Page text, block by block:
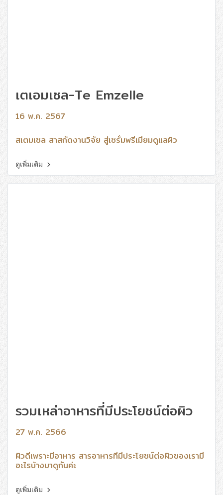
เตเอมเซล-Te Emzelle
16 พ.ค. 2567
สเตมเซล สาสกัดงานวิจัย สู่เซรั่มพรีเมี่ยมดูแลผิว
ดูเพิ่มเติม
รวมเหล่าอาหารที่มีประโยชน์ต่อผิว
27 พ.ค. 2566
ผิวดีเพราะมีอาหาร สารอาหารที่มีประโยชน์ต่อผิวของเรามี
อะไรบ้างมาดูกันค่ะ
ดูเพิ่มเติม